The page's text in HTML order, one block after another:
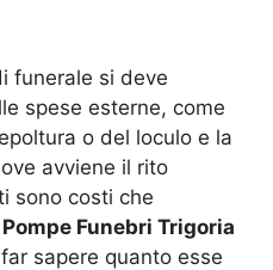
funerale si deve
spese esterne, come
o del loculo e la
avviene il rito
sono costi che
Pompe Funebri Trigoria
sapere quanto esse